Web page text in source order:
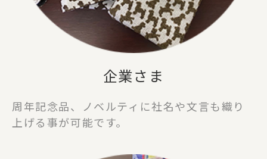
ギフトセット
西栄について
企業さま
周年記念品、ノベルティに社名や文言も織り
上げる事が可能です。